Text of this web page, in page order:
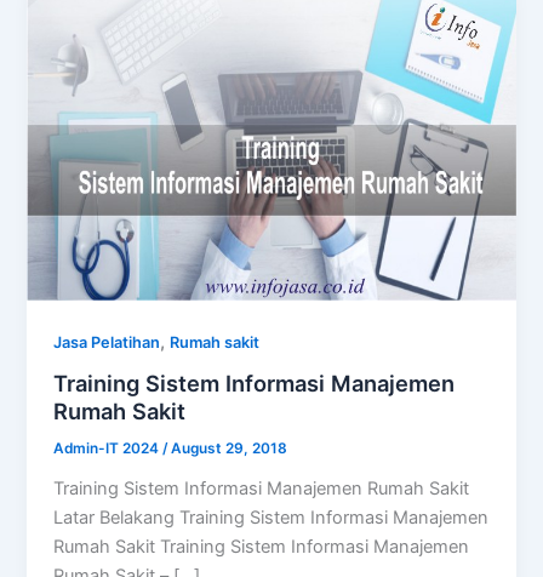
Jasa Pelatihan, Rumah sakit
Training Sistem Informasi Manajemen
Rumah Sakit
Admin-IT 2024/August 29, 2018
Training Sistem Informasi Manajemen Rumah Sakit
Latar Belakang Training Sistem Informasi Manajemen
Rumah Sakit Training Sistem Informasi Manajemen